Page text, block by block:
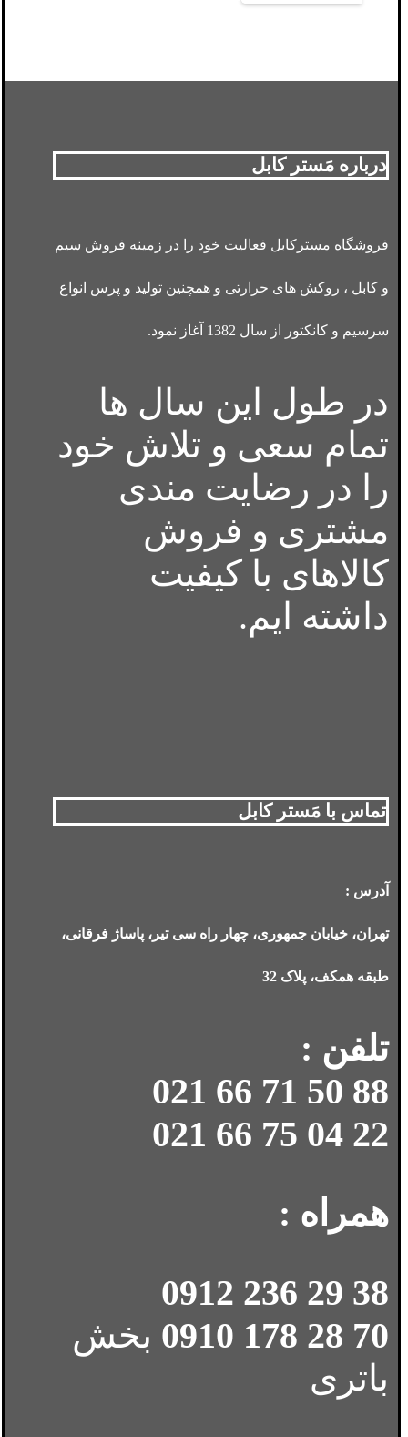
درباره مَستر کابل
فروشگاه مسترکابل فعالیت خود را در زمینه فروش سیم
و کابل ، روکش های حرارتی و همچنین تولید و پرس انواع
سرسیم و کانکتور از سال 1382 آغاز نمود.
در طول این سال ها
تمام سعی و تلاش خود
را در رضایت مندی
مشتری و فروش
کالاهای با کیفیت
داشته ایم.
تماس با مَستر کابل
آدرس :
تهران، خیابان جمهوری، چهار راه سی تیر، پاساژ فرقانی،
طبقه همکف، پلاک 32
تلفن :
88 50 71 66 021
22 04 75 66 021
همراه :
38 29 236 0912
70 28 178 0910
بخش
باتری